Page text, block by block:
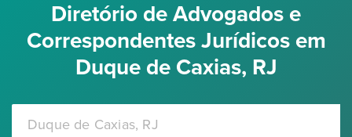
Diretório de Advogados e
Correspondentes Jurídicos em
Duque de Caxias, RJ